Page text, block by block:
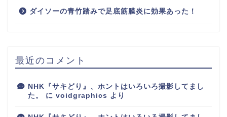
ダイソーの青竹踏みで足底筋膜炎に効果あった！
最近のコメント
NHK『サキどり』、ホントはいろいろ撮影してまし
た。
に voidgraphics より